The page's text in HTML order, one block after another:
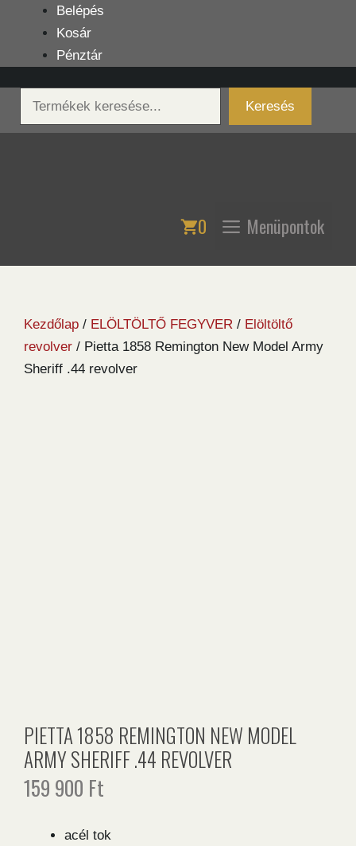
tartalomba
Belépés
Kosár
Pénztár
Keresés
Keresés
0 Menüpontok
Kezdőlap / ELÖLTÖLTŐ FEGYVER / Elöltöltő
revolver / Pietta 1858 Remington New Model Army
Sheriff .44 revolver
PIETTA 1858 REMINGTON NEW MODEL
ARMY SHERIFF .44 REVOLVER
159 900 Ft
acél tok